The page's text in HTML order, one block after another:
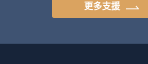
更多支援